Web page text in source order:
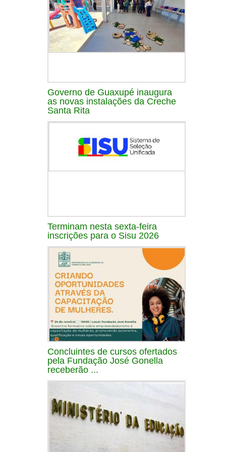
Governo de Guaxupé inaugura
as novas instalações da Creche
Santa Rita
Terminam nesta sexta-feira
inscrições para o Sisu 2026
Concluintes de cursos ofertados
pela Fundação José Gonella
receberão ...